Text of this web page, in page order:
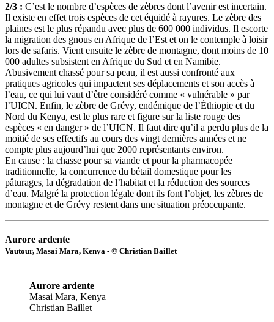
2/3 : C’est le nombre d’espèces de zèbres dont l’avenir est incertain.
Il existe en effet trois espèces de cet équidé à rayures. Le zèbre des
plaines est le plus répandu avec plus de 600 000 individus. Il escorte
la migration des gnous en Afrique de l’Est et on le contemple à loisir
lors de safaris. Vient ensuite le zèbre de montagne, dont moins de 10
000 adultes subsistent en Afrique du Sud et en Namibie.
Abusivement chassé pour sa peau, il est aussi confronté aux
pratiques agricoles qui impactent ses déplacements et son accès à
l’eau, ce qui lui vaut d’être considéré comme « vulnérable » par
l’UICN. Enfin, le zèbre de Grévy, endémique de l’Éthiopie et du
Nord du Kenya, est le plus rare et figure sur la liste rouge des
espèces « en danger » de l’UICN. Il faut dire qu’il a perdu plus de la
moitié de ses effectifs au cours des vingt dernières années et ne
compte plus aujourd’hui que 2000 représentants environ.
En cause : la chasse pour sa viande et pour la pharmacopée
traditionnelle, la concurrence du bétail domestique pour les
pâturages, la dégradation de l’habitat et la réduction des sources
d’eau. Malgré la protection légale dont ils font l’objet, les zèbres de
montagne et de Grévy restent dans une situation préoccupante.
Aurore ardente
Vautour, Masai Mara, Kenya - © Christian Baillet
Aurore ardente
Masai Mara, Kenya
Christian Baillet